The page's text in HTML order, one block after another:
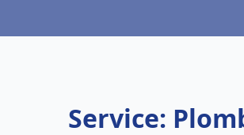
Service: